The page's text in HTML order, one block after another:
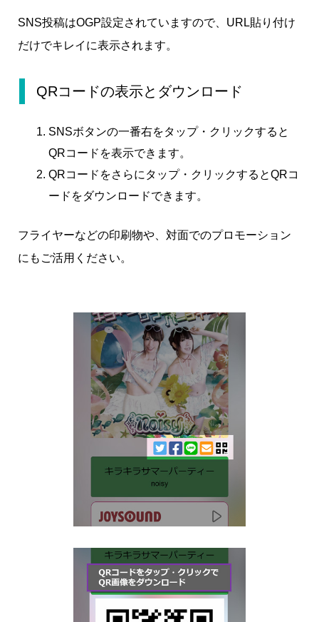
SNS投稿はOGP設定されていますので、URL貼り付け
だけでキレイに表示されます。
QRコードの表示とダウンロード
SNSボタンの一番右をタップ・クリックすると
QRコードを表示できます。
QRコードをさらにタップ・クリックするとQRコ
ードをダウンロードできます。
フライヤーなどの印刷物や、対面でのプロモーション
にもご活用ください。